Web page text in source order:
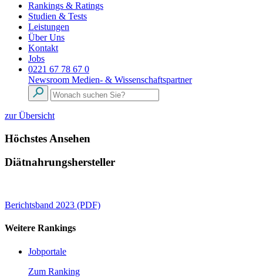
Rankings & Ratings
Studien & Tests
Leistungen
Über Uns
Kontakt
Jobs
0221 67 78 67 0
Newsroom Medien- & Wissenschaftspartner
zur Übersicht
Höchstes Ansehen
Diätnahrungshersteller
Berichtsband 2023 (PDF)
Weitere Rankings
Jobportale
Zum Ranking